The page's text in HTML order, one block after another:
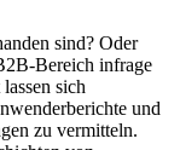
sind? Oder
Bereich infrage
sich
und
zu vermitteln.